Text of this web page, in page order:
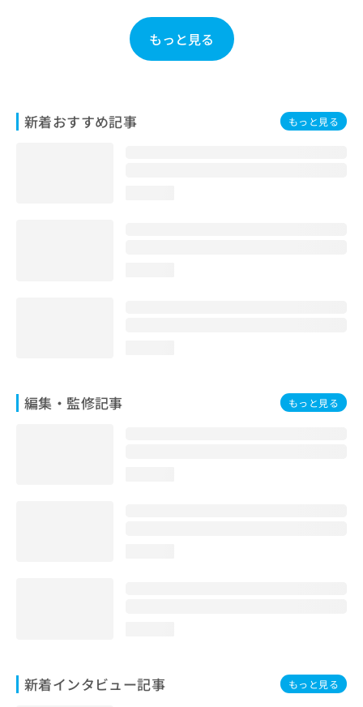
もっと見る
新着おすすめ記事 もっと見る
編集・監修記事 もっと見る
新着インタビュー記事 もっと見る
こ